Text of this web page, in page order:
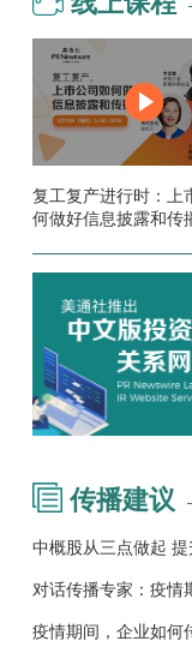
复工复产进行时：上
何做好信息披露和传
传播建议
中概股从三点做起
对话传播专家：疫情
疫情期间，企业如何